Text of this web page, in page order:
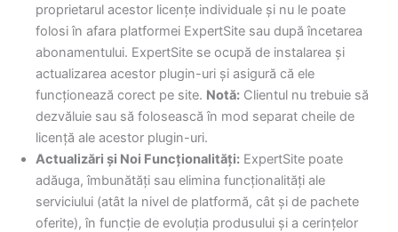
proprietarul acestor licențe individuale și nu le poate
folosi în afara platformei ExpertSite sau după încetarea
abonamentului. ExpertSite se ocupă de instalarea și
actualizarea acestor plugin-uri și asigură că ele
funcționează corect pe site. Notă: Clientul nu trebuie să
dezvăluie sau să folosească în mod separat cheile de
licență ale acestor plugin-uri.
Actualizări și Noi Funcționalități: ExpertSite poate
adăuga, îmbunătăți sau elimina funcționalități ale
serviciului (atât la nivel de platformă, cât și de pachete
oferite), în funcție de evoluția produsului și a cerințelor